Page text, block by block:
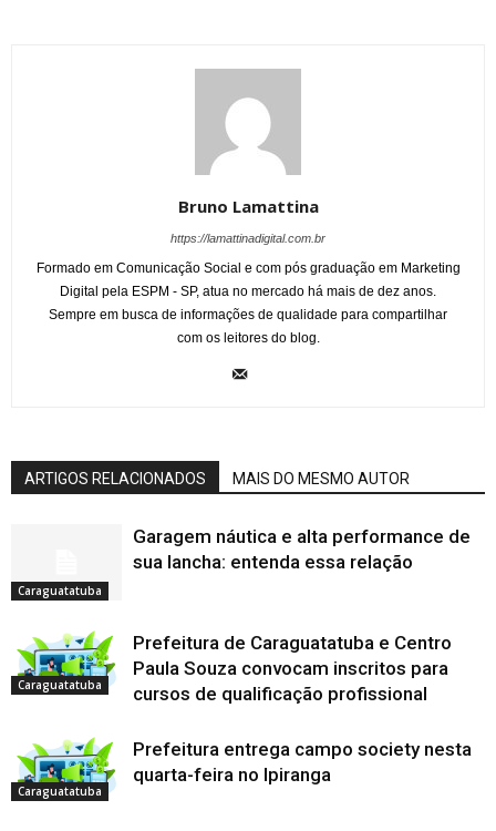
Bruno Lamattina
https://lamattinadigital.com.br
Formado em Comunicação Social e com pós graduação em Marketing
Digital pela ESPM - SP, atua no mercado há mais de dez anos.
Sempre em busca de informações de qualidade para compartilhar
com os leitores do blog.
ARTIGOS RELACIONADOS MAIS DO MESMO AUTOR
Caraguatatuba
Garagem náutica e alta performance de
sua lancha: entenda essa relação
Caraguatatuba
Prefeitura de Caraguatatuba e Centro
Paula Souza convocam inscritos para
cursos de qualificação profissional
Caraguatatuba
Prefeitura entrega campo society nesta
quarta-feira no Ipiranga